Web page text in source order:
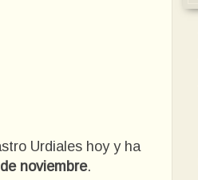
Urdiales hoy y ha
noviembre.